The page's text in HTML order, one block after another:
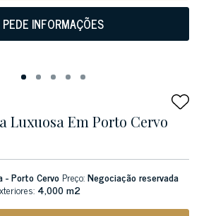
PEDE INFORMAÇÕES
Luxuosa Em Porto Cervo
- Porto Cervo Preço:Negociação reservada
4,000 m2